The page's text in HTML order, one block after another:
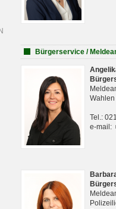
Bürgerservice /
Wahlen
Tel.:
e-mail: